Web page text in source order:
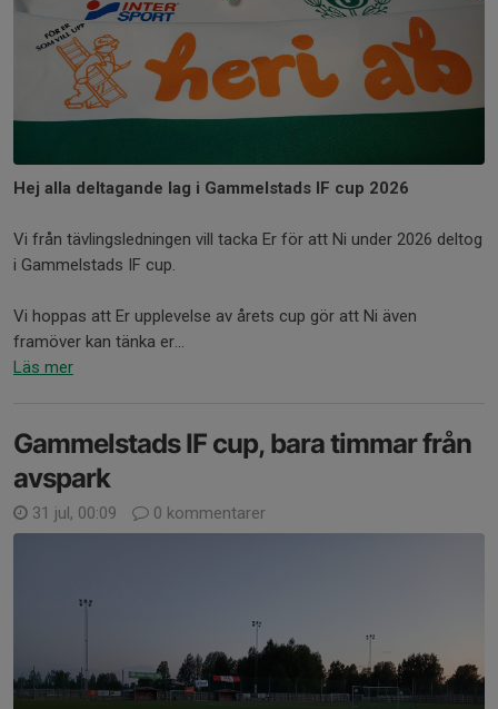
Hej alla deltagande lag i Gammelstads IF cup 2026
Vi från tävlingsledningen vill tacka Er för att Ni under 2026 deltog
i Gammelstads IF cup.
Vi hoppas att Er upplevelse av årets cup gör att Ni även
framöver kan tänka er...
Läs mer
Gammelstads IF cup, bara timmar från
avspark
31 jul, 00:09 0 kommentarer